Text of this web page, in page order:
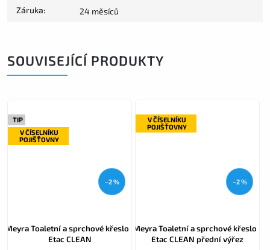
Záruka: 24 měsíců
SOUVISEJÍCÍ PRODUKTY
TIP
V ČÍSELNÍKU
POJIŠŤOVNY
–2 %
Meyra Toaletní a sprchové křeslo -
Etac CLEAN
V ČÍSELNÍKU
POJIŠŤOVNY
–2 %
Meyra Toaletní a sprchové křeslo -
Etac CLEAN přední výřez